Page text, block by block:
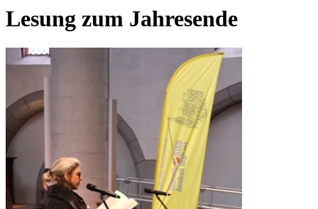
Lesung zum Jahresende